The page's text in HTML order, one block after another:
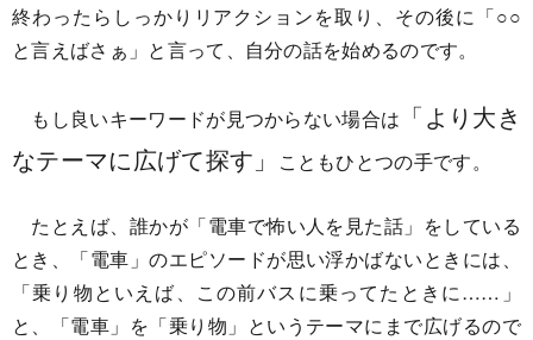
終わったらしっかりリアクションを取り、その後に「○○
と言えばさぁ」と言って、自分の話を始めるのです。
もし良いキーワードが見つからない場合は 「より大き
なテーマに広げて探す」
こともひとつの手です。
たとえば、誰かが「電車で怖い人を見た話」をしている
とき、「電車」のエピソードが思い浮かばないときには、
「乗り物といえば、この前バスに乗ってたときに……」
と、「電車」を「乗り物」というテーマにまで広げるので